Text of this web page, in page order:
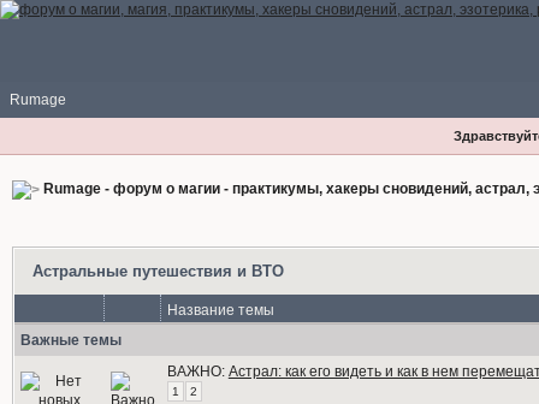
Rumage
Rumage - форум о магии - практикумы, хакеры сновидений, астрал,
Астральные путешествия и ВТО
Название темы
Важные темы
ВАЖНО: Астрал: как его видеть и как в нем
1 2